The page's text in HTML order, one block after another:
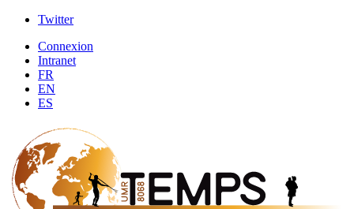
Twitter
Connexion
Intranet
FR
EN
ES